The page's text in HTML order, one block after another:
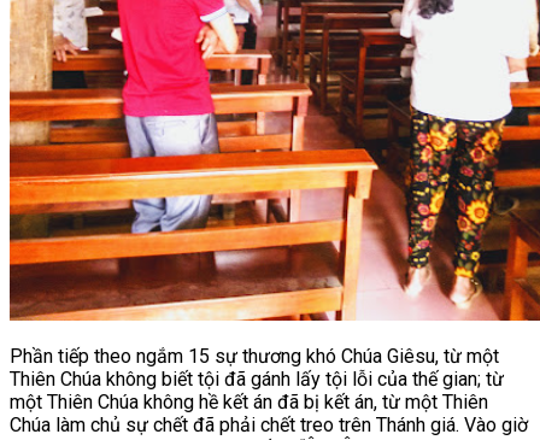
Phần tiếp theo ngắm 15 sự thương khó Chúa Giêsu, từ một
Thiên Chúa không biết tội đã gánh lấy tội lỗi của thế gian; từ
một Thiên Chúa không hề kết án đã bị kết án, từ một Thiên
Chúa làm chủ sự chết đã phải chết treo trên Thánh giá. Vào giờ